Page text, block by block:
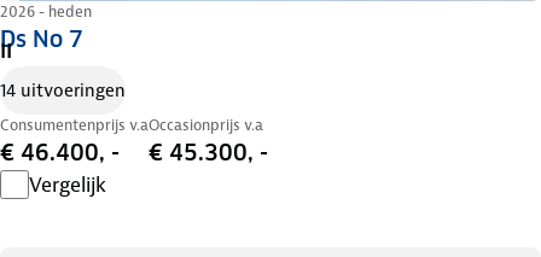
Ds No 7
2026 - heden
II
14 uitvoeringen
Consumentenprijs v.a
€ 46.400, -
Occasionprijs v.a
€ 45.300, -
Vergelijk